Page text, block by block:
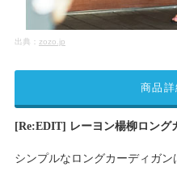
出典： zozo.jp
[Re:EDIT] レーヨン楊柳ロング
シンプルなロングカーディガ
商品